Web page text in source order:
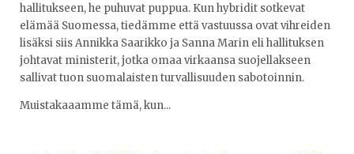
hallitukseen, he puhuvat puppua. Kun hybridit sotkevat
elämää Suomessa, tiedämme että vastuussa ovat vihreiden
lisäksi siis Annikka Saarikko ja Sanna Marin eli hallituksen
johtavat ministerit, jotka omaa virkaansa suojellakseen
sallivat tuon suomalaisten turvallisuuden sabotoinnin.
Muistakaaamme tämä, kun...